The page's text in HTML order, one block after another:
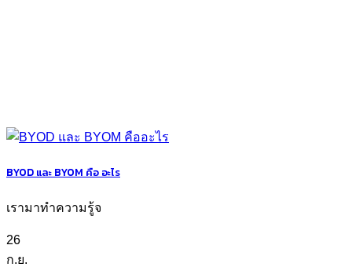
BYOD และ BYOM คือ อะไร
เรามาทำความรู้จ
26
ก.ย.